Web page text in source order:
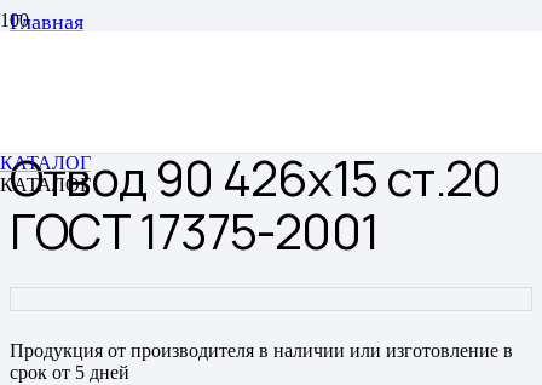
КАТАЛОГ
КАТАЛОГ
Главная
Отвод 90 426х15 ст.20
ГОСТ 17375-2001
Продукция от производителя в наличии или изготовление в
срок от 5 дней